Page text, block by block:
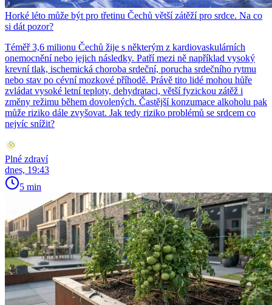
Horké léto může být pro třetinu Čechů větší zátěží pro srdce. Na co
si dát pozor?
Téměř 3,6 milionu Čechů žije s některým z kardiovaskulárních
onemocnění nebo jejich následky. Patří mezi ně například vysoký
krevní tlak, ischemická choroba srdeční, porucha srdečního rytmu
nebo stav po cévní mozkové příhodě. Právě tito lidé mohou hůře
zvládat vysoké letní teploty, dehydrataci, větší fyzickou zátěž i
změny režimu během dovolených. Častější konzumace alkoholu pak
může riziko dále zvyšovat. Jak tedy riziko problémů se srdcem co
nejvíc snížit?
Plné zdraví
dnes, 19:43
5 min